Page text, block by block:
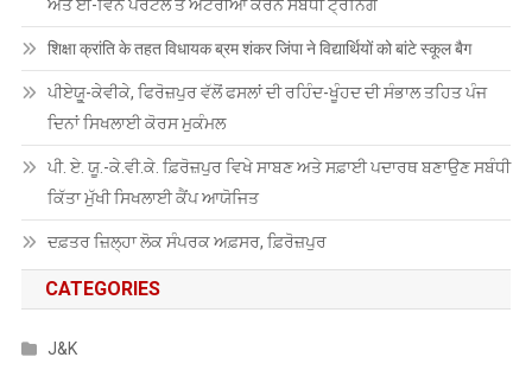
ਅਤੇ ਈ-ਵਿਨ ਪੋਰਟਲ ਤੇ ਐਂਟਰੀਆਂ ਕਰਨ ਸਬੰਧੀ ਟ੍ਰੇਨਿੰਗ
शिक्षा क्रांति के तहत विधायक ब्रम शंकर जिंपा ने विद्यार्थियों को बांटे स्कूल बैग
ਪੀਏਯੂੑ-ਕੇਵੀਕੇ, ਫਿਰੋਜ਼ਪੁਰ ਵੱਲੋਂ ਫਸਲਾਂ ਦੀ ਰਹਿੰਦ-ਖੂੰਹਦ ਦੀ ਸੰਭਾਲ ਤਹਿਤ ਪੰਜ
ਦਿਨਾਂ ਸਿਖਲਾਈ ਕੋਰਸ ਮੁਕੰਮਲ
ਪੀ. ਏ. ਯੂ.-ਕੇ.ਵੀ.ਕੇ. ਫ਼ਿਰੋਜ਼ਪੁਰ ਵਿਖੇ ਸਾਬਣ ਅਤੇ ਸਫ਼ਾਈ ਪਦਾਰਥ ਬਣਾਉਣ ਸਬੰਧੀ
ਕਿੱਤਾ ਮੁੱਖੀ ਸਿਖਲਾਈ ਕੈਂਪ ਆਯੋਜਿਤ
ਦਫ਼ਤਰ ਜ਼ਿਲ੍ਹਾ ਲੋਕ ਸੰਪਰਕ ਅਫ਼ਸਰ, ਫ਼ਿਰੋਜ਼ਪੁਰ
CATEGORIES
J&K